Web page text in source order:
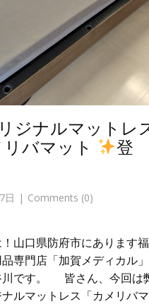
ジナルマットレ
リバマット
登
日 Comments (0)
山口県防府市にあります
専門店「加賀メディカル
川です。 皆さん、今回は
ルマットレス「カメリバ